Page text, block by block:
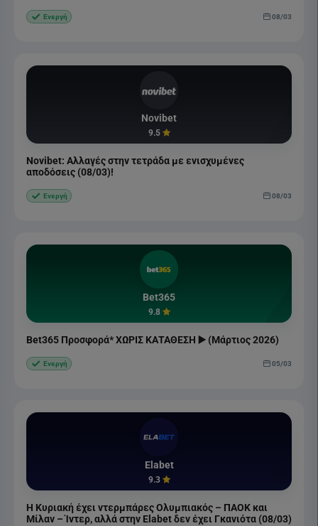
Ενεργή 08/03
Novibet
9.5
Novibet: Αλλαγές στην τετράδα με ενισχυμένες
αποδόσεις (08/03)!
Ενεργή 08/03
Bet365
9.8
Bet365 Προσφορά* ΧΩΡΙΣ ΚΑΤΑΘΕΣΗ ▶️ (Μάρτιος 2026)
Ενεργή 05/03
Elabet
9.3
Η Κυριακή έχει ντερμπάρες Ολυμπιακός – ΠΑΟΚ και
Μίλαν – Ίντερ, αλλά στην Elabet δεν έχει Γκανιότα (08/03)